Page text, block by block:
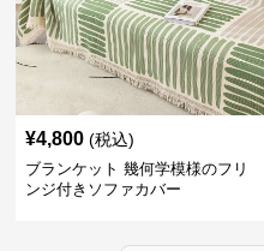
¥4,800 (税込)
ブランケット 幾何学模様のフリ
ンジ付きソファカバー